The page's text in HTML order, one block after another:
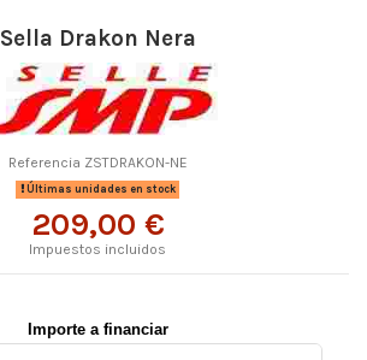
Sella Drakon Nera
Referencia ZSTDRAKON-NE
Últimas unidades en stock
209,00 €
Impuestos incluidos
Importe a financiar